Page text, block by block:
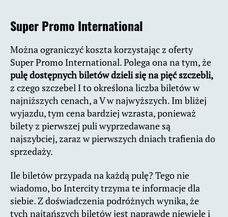
Super Promo International
Można ograniczyć koszta korzystając z oferty
Super Promo International. Polega ona na tym, że
pulę dostępnych biletów dzieli się na pięć szczebli,
z czego szczebel I to określona liczba biletów w
najniższych cenach, a V w najwyższych. Im bliżej
wyjazdu, tym cena bardziej wzrasta, ponieważ
bilety z pierwszej puli wyprzedawane są
najszybciej, zaraz w pierwszych dniach trafienia do
sprzedaży.
Ile biletów przypada na każdą pulę? Tego nie
wiadomo, bo Intercity trzyma te informacje dla
siebie. Z doświadczenia podróżnych wynika, że
tych najtańszych biletów jest naprawdę niewiele i